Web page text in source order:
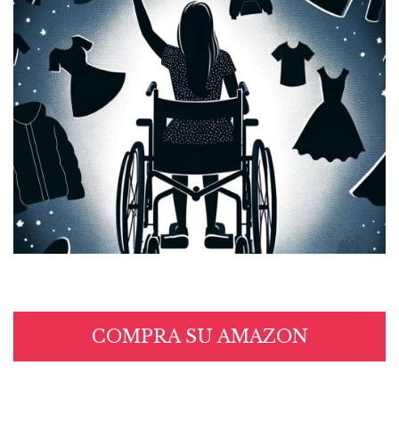
COMPRA SU AMAZON